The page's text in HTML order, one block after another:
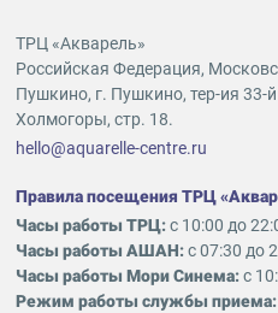
ТРЦ «Акварель»
Российская Федерация,
Пушкино, г. Пушкино, тер-ия 33-
Холмогоры, стр. 18.
hello@aquarelle-centre.ru
Правила посещения ТРЦ
Часы работы ТРЦ:с 10:00 до
Часы работы АШАН:с 07:30 до
Часы работы Мори Синема:с
Режим работы службы приема: